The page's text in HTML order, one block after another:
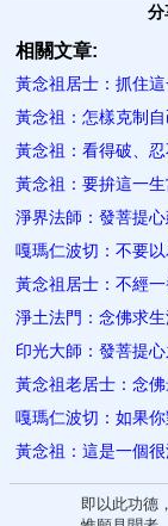
分
相關文章:
黃念祖居士：抓住
黃念祖：怎樣克制
黃念祖：看得破、忍
黃念祖：要拚這一
淨界法師：發菩提
嘎瑪仁波切：不要
黃念祖居士：不經
淨土法門：念佛求
印光大師：發菩提
黃念祖老居士：念
嘎瑪仁波切：如果
黃念祖：這是一個
即以此功德